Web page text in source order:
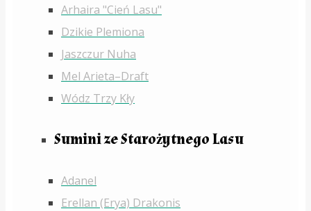
Arhaira "Cień Lasu"
Dzikie Plemiona
Jaszczur Nuha
Mel Arieta–Draft
Wódz Trzy Kły
Sumini ze Starożytnego Lasu
Adanel
Erellan (Erya) Drakonis